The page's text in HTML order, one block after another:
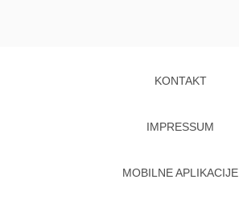
KONTAKT
IMPRESSUM
MOBILNE APLIKACIJE